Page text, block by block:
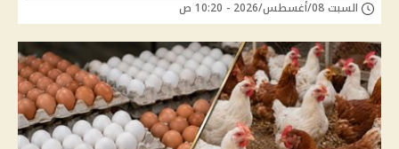
السبت 08/أغسطس/2026 - 10:20 ص